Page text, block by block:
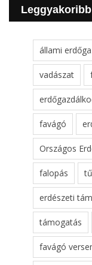
állami
vadászat
favágó
Országos
falopás
erdészeti
támogatás
favágó